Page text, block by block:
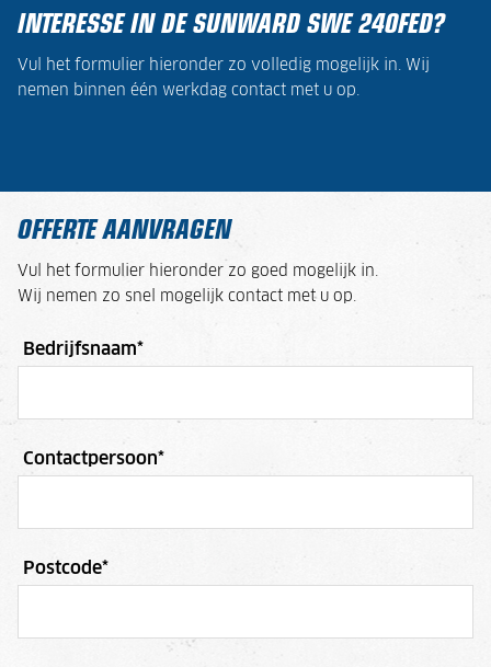
INTERESSE IN DE SUNWARD SWE 240FED?
Vul het formulier hieronder zo volledig mogelijk in. Wij
nemen binnen één werkdag contact met u op.
OFFERTE AANVRAGEN
Vul het formulier hieronder zo goed mogelijk in.
Wij nemen zo snel mogelijk contact met u op.
Bedrijfsnaam*
Contactpersoon*
Postcode*